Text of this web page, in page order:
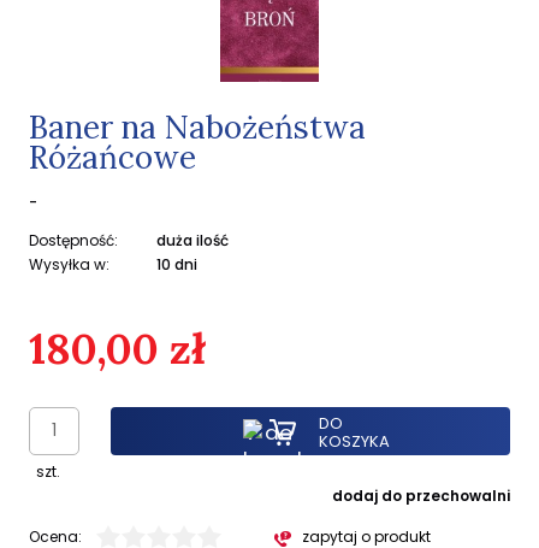
Baner na Nabożeństwa
Różańcowe
-
Dostępność:
duża ilość
Wysyłka w:
10 dni
180,00 zł
szt.
DO
KOSZYKA
dodaj do przechowalni
Ocena:
zapytaj o produkt